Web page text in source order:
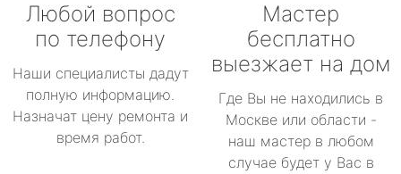
Любой вопрос
по телефону
Наши специалисты дадут
полную информацию.
Назначат цену ремонта и
время работ.
Мастер
бесплатно
выезжает на дом
Где Вы не находились в
Москве или области -
наш мастер в любом
случае будет у Вас в